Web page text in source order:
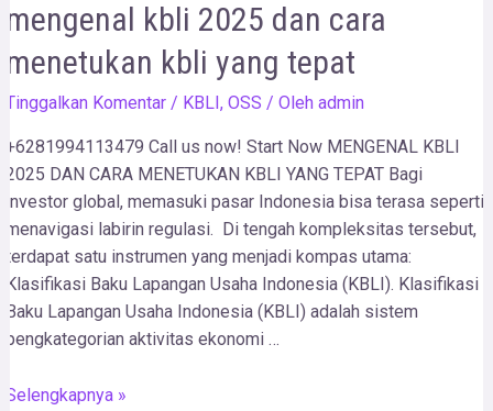
mengenal kbli 2025 dan cara
menetukan kbli yang tepat
Tinggalkan Komentar / KBLI , OSS / Oleh admin
+6281994113479 Call us now! Start Now MENGENAL KBLI
2025 DAN CARA MENETUKAN KBLI YANG TEPAT Bagi
investor global, memasuki pasar Indonesia bisa terasa seperti
menavigasi labirin regulasi. Di tengah kompleksitas tersebut,
terdapat satu instrumen yang menjadi kompas utama:
Klasifikasi Baku Lapangan Usaha Indonesia (KBLI). Klasifikasi
Baku Lapangan Usaha Indonesia (KBLI) adalah sistem
pengkategorian aktivitas ekonomi …
Selengkapnya »